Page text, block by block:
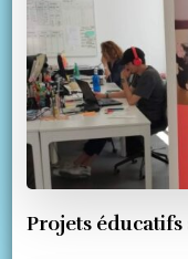
Projets